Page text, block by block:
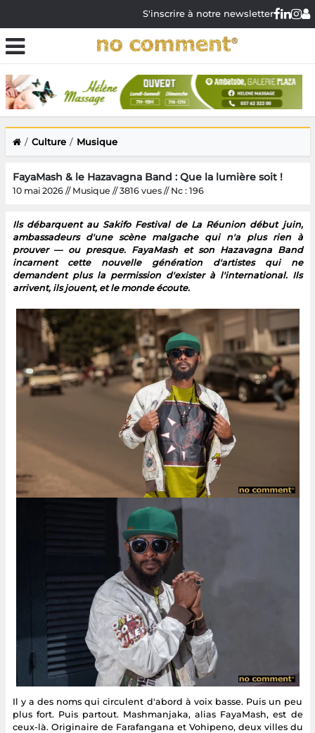
S'inscrire à notre newsletter
Culture Musique
FayaMash & le Hazavagna Band : Que la lumière soit !
10 mai 2026 // Musique // 3816 vues // Nc : 196
Ils débarquent au Sakifo Festival de La Réunion début juin,
ambassadeurs d'une scène malgache qui n'a plus rien à
prouver — ou presque. FayaMash et son Hazavagna Band
incarnent cette nouvelle génération d'artistes qui ne
demandent plus la permission d'exister à l'international. Ils
arrivent, ils jouent, et le monde écoute.
Il y a des noms qui circulent d'abord à voix basse. Puis un peu
plus fort. Puis partout. Mashmanjaka, alias FayaMash, est de
ceux-là. Originaire de Farafangana et Vohipeno, deux villes du